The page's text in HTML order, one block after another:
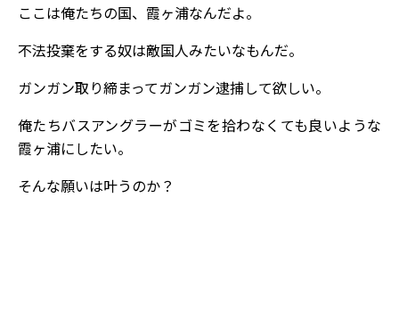
ここは俺たちの国、霞ヶ浦なんだよ。
不法投棄をする奴は敵国人みたいなもんだ。
ガンガン取り締まってガンガン逮捕して欲しい。
俺たちバスアングラーがゴミを拾わなくても良いような
霞ヶ浦にしたい。
そんな願いは叶うのか？